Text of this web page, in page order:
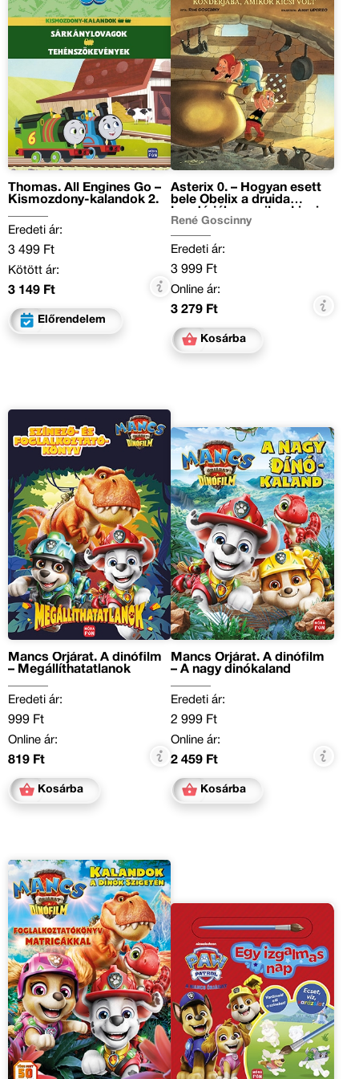
Thomas. All Engines Go –
Kismozdony-kalandok 2.
Eredeti ár:
3 499 Ft
Kötött ár:
3 149 Ft
Előrendelem
Asterix 0. – Hogyan esett
bele Obelix a druida
kondérjába, amikor kicsi
volt
René Goscinny
Eredeti ár:
3 999 Ft
Online ár:
3 279 Ft
Kosárba
Mancs Őrjárat. A dinófilm
– Megállíthatatlanok
Eredeti ár:
999 Ft
Online ár:
819 Ft
Kosárba
Mancs Őrjárat. A dinófilm
– A nagy dinókaland
Eredeti ár:
2 999 Ft
Online ár:
2 459 Ft
Kosárba